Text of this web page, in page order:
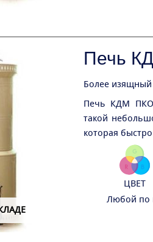
Печь
Более изящный
Печь КДМ ПКО-
такой
которая
ЦВЕТ
Любой по